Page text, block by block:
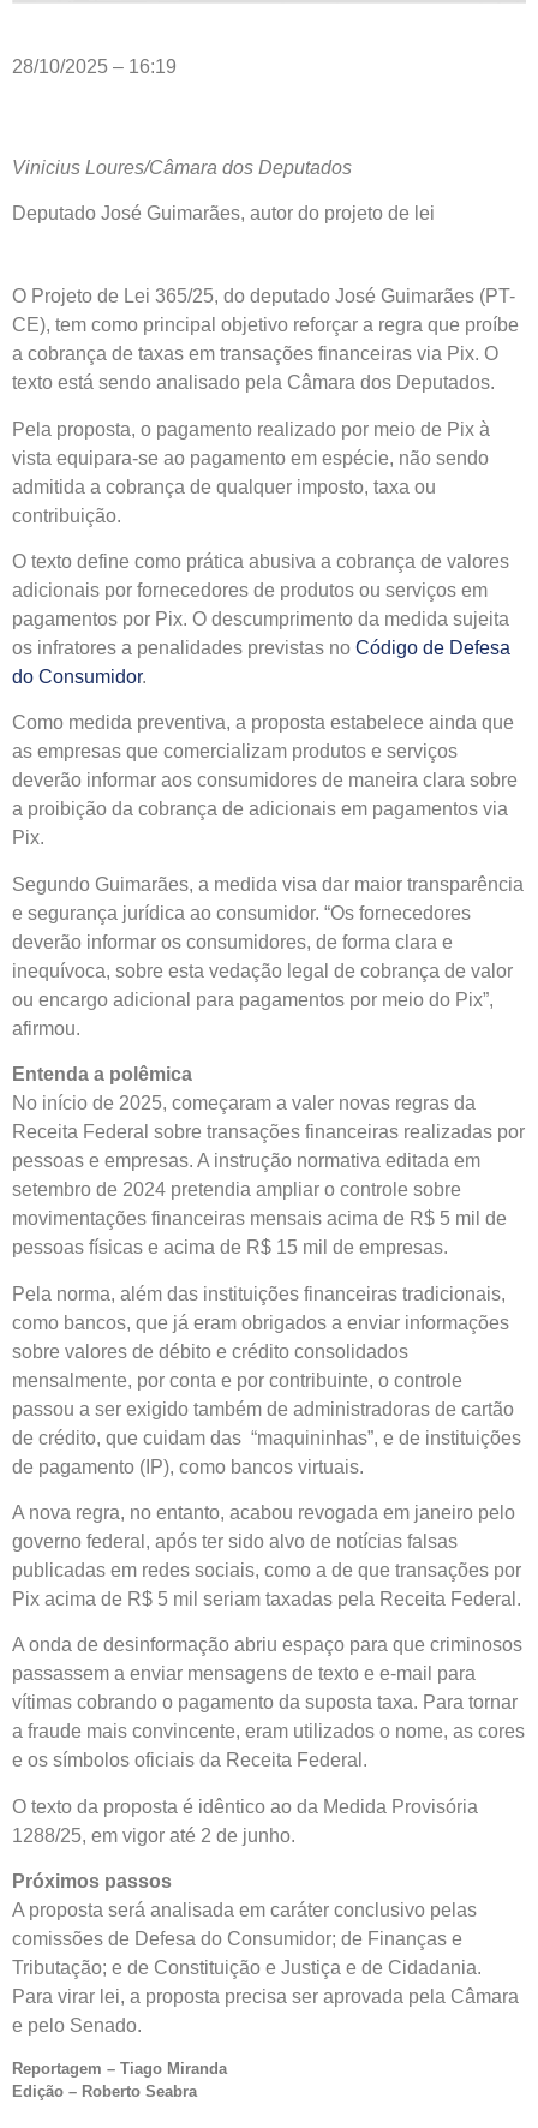
28/10/2025 – 16:19
Vinicius Loures/Câmara dos Deputados
Deputado José Guimarães, autor do projeto de lei
O Projeto de Lei 365/25, do deputado José Guimarães (PT-
CE), tem como principal objetivo reforçar a regra que proíbe
a cobrança de taxas em transações financeiras via Pix. O
texto está sendo analisado pela Câmara dos Deputados.
Pela proposta, o pagamento realizado por meio de Pix à
vista equipara-se ao pagamento em espécie, não sendo
admitida a cobrança de qualquer imposto, taxa ou
contribuição.
O texto define como prática abusiva a cobrança de valores
adicionais por fornecedores de produtos ou serviços em
pagamentos por Pix. O descumprimento da medida sujeita
os infratores a penalidades previstas no Código de Defesa
do Consumidor.
Como medida preventiva, a proposta estabelece ainda que
as empresas que comercializam produtos e serviços
deverão informar aos consumidores de maneira clara sobre
a proibição da cobrança de adicionais em pagamentos via
Pix.
Segundo Guimarães, a medida visa dar maior transparência
e segurança jurídica ao consumidor. “Os fornecedores
deverão informar os consumidores, de forma clara e
inequívoca, sobre esta vedação legal de cobrança de valor
ou encargo adicional para pagamentos por meio do Pix”,
afirmou.
Entenda a polêmica
No início de 2025, começaram a valer novas regras da
Receita Federal sobre transações financeiras realizadas por
pessoas e empresas. A instrução normativa editada em
setembro de 2024 pretendia ampliar o controle sobre
movimentações financeiras mensais acima de R$ 5 mil de
pessoas físicas e acima de R$ 15 mil de empresas.
Pela norma, além das instituições financeiras tradicionais,
como bancos, que já eram obrigados a enviar informações
sobre valores de débito e crédito consolidados
mensalmente, por conta e por contribuinte, o controle
passou a ser exigido também de administradoras de cartão
de crédito, que cuidam das “maquininhas”, e de instituições
de pagamento (IP), como bancos virtuais.
A nova regra, no entanto, acabou revogada em janeiro pelo
governo federal, após ter sido alvo de notícias falsas
publicadas em redes sociais, como a de que transações por
Pix acima de R$ 5 mil seriam taxadas pela Receita Federal.
A onda de desinformação abriu espaço para que criminosos
passassem a enviar mensagens de texto e e-mail para
vítimas cobrando o pagamento da suposta taxa. Para tornar
a fraude mais convincente, eram utilizados o nome, as cores
e os símbolos oficiais da Receita Federal.
O texto da proposta é idêntico ao da Medida Provisória
1288/25, em vigor até 2 de junho.
Próximos passos
A proposta será analisada em caráter conclusivo pelas
comissões de Defesa do Consumidor; de Finanças e
Tributação; e de Constituição e Justiça e de Cidadania.
Para virar lei, a proposta precisa ser aprovada pela Câmara
e pelo Senado.
Reportagem – Tiago Miranda
Edição – Roberto Seabra